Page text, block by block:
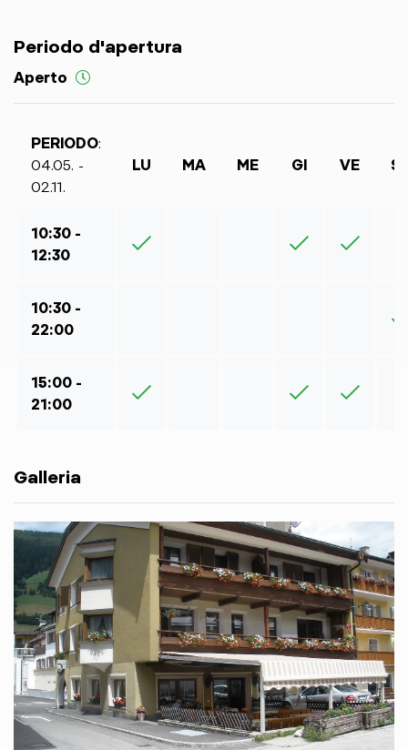
Periodo d'apertura
Aperto
PERIODO:
04.05. -
02.11.
LU MA ME GI VE
10:30 -
12:30
10:30 -
22:00
15:00 -
21:00
Galleria